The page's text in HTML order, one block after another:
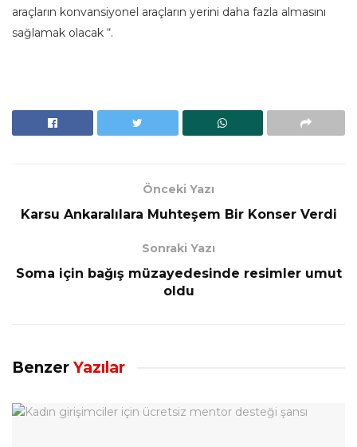
araçların konvansiyonel araçların yerini daha fazla almasını
sağlamak olacak “.
Önceki Yazı
Karsu Ankaralılara Muhteşem Bir Konser Verdi
Sonraki Yazı
Soma için bağış müzayedesinde resimler umut
oldu
Benzer Yazılar